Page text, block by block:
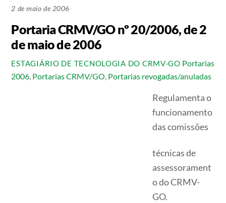
2 de maio de 2006
Portaria CRMV/GO nº 20/2006, de 2
de maio de 2006
ESTAGIÁRIO DE TECNOLOGIA DO CRMV-GO Portarias
2006, Portarias CRMV/GO, Portarias revogadas/anuladas
Regulamenta o
funcionamento
das comissões
técnicas de
assessorament
o do CRMV-
GO.